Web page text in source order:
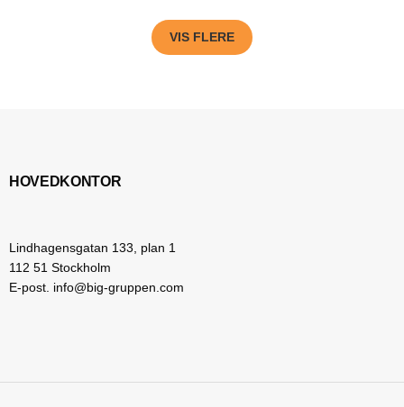
VIS FLERE
HOVEDKONTOR
Lindhagensgatan 133, plan 1
112 51 Stockholm
E-post. info@big-gruppen.com